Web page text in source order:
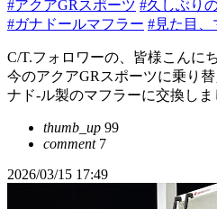
#アクアGRスポーツ #久しぶり
#ガナドールマフラー #見た目、
C/T.フォロワーの、皆様こんに
今のアクアGRスポーツに乗り
ナド-ル製のマフラーに交換しま
thumb_up 99
comment7
2026/03/15 17:49